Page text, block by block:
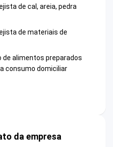
de cal, areia, pedra
de materiais de
de alimentos preparados
consumo domiciliar
da empresa